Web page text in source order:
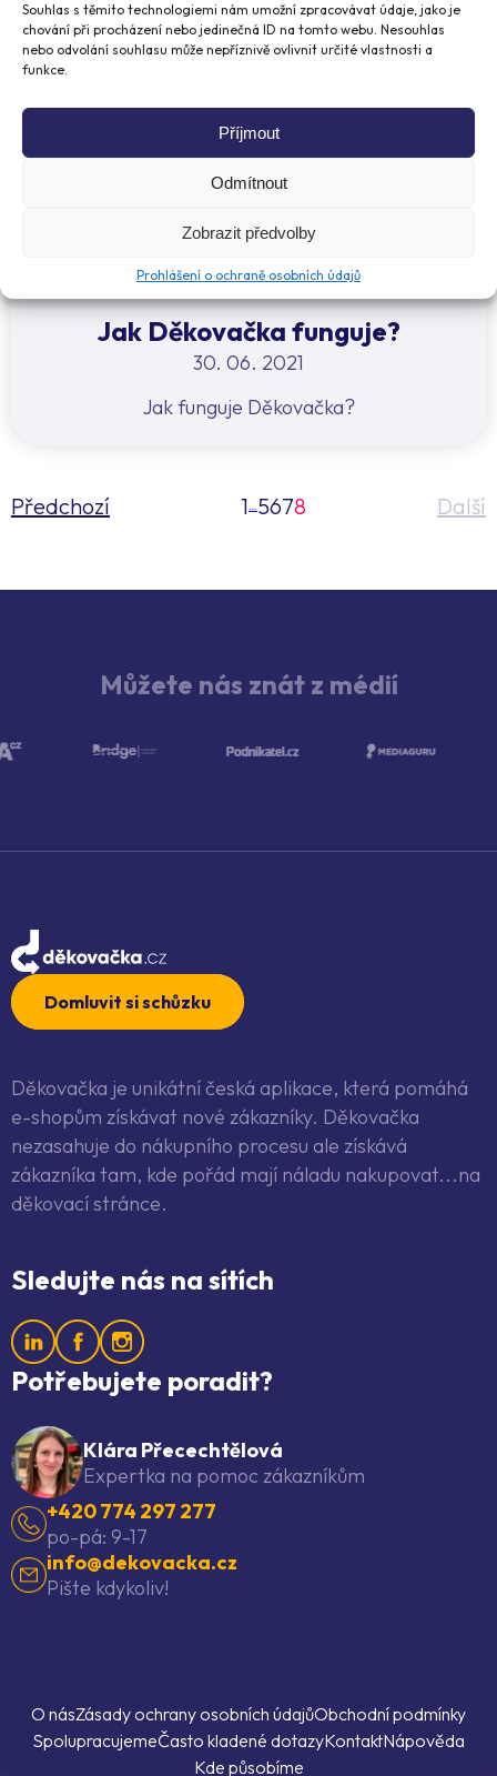
Souhlas s těmito technologiemi nám umožní zpracovávat údaje, jako je
chování při procházení nebo jedinečná ID na tomto webu. Nesouhlas
nebo odvolání souhlasu může nepříznivě ovlivnit určité vlastnosti a
funkce.
Příjmout
Odmítnout
Zobrazit předvolby
Prohlášení o ochraně osobních údajů
Jak Děkovačka funguje?
30. 06. 2021
Jak funguje Děkovačka?
Předchozí 1…5678 Další
Můžete nás znát z médií
Domluvit si schůzku
Děkovačka je unikátní česká aplikace, která pomáhá
e-shopům získávat nové zákazníky. Děkovačka
nezasahuje do nákupního procesu ale získává
zákazníka tam, kde pořád mají náladu nakupovat...na
děkovací stránce.
Sledujte nás na sítích
Potřebujete poradit?
Klára Přecechtělová
Expertka na pomoc zákazníkům
+420 774 297 277
po-pá: 9-17
info@dekovacka.cz
Pište kdykoliv!
O násZásady ochrany osobních údajůObchodní podmínky
SpolupracujemeČasto kladené dotazyKontaktNápověda
Kde působíme